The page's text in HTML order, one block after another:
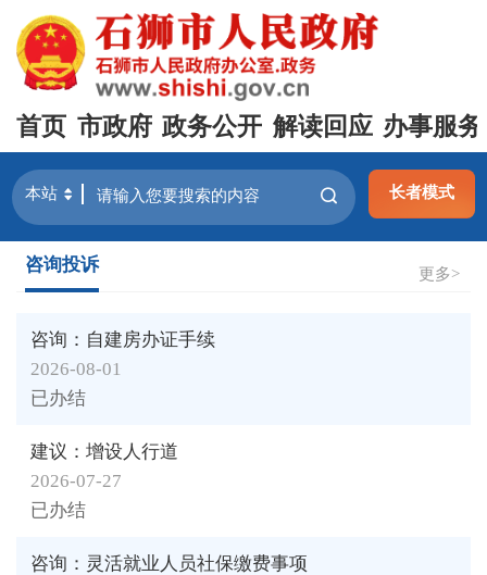
首页 市政府 政务公开 解读回应 办事服务
长者模式
咨询投诉 更多>
咨询：自建房办证手续
2026-08-01
已办结
建议：增设人行道
2026-07-27
已办结
咨询：灵活就业人员社保缴费事项